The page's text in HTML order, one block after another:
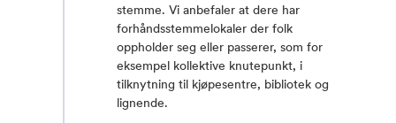
stemme. Vi anbefaler at dere har
forhåndsstemmelokaler der folk
oppholder seg eller passerer, som for
eksempel kollektive knutepunkt, i
tilknytning til kjøpesentre, bibliotek og
lignende.